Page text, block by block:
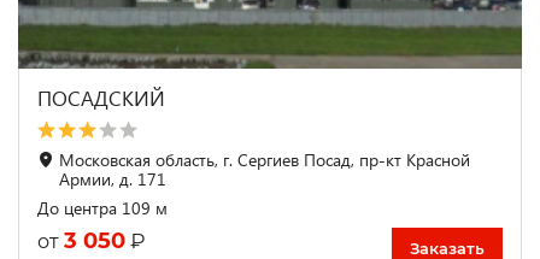
ПОСАДСКИЙ
Московская область, г. Сергиев Посад, пр-кт Красной
Армии, д. 171
До центра 109 м
от 3 050 ₽ Заказать